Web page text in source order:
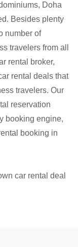
Doha
Besides plenty
number of
travelers from all
rental broker,
rental deals that
travelers. Our
reservation
booking engine,
booking in
car rental deal